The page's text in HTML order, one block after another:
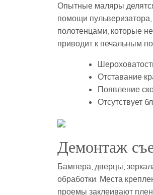
Опытные маляры
помощи
полотенцами, которые
приводит к печальным
Отставание
Появление
Отсутствует
Демонтаж
Бампера, дверцы,
обработки. Места
проемы заклеивают